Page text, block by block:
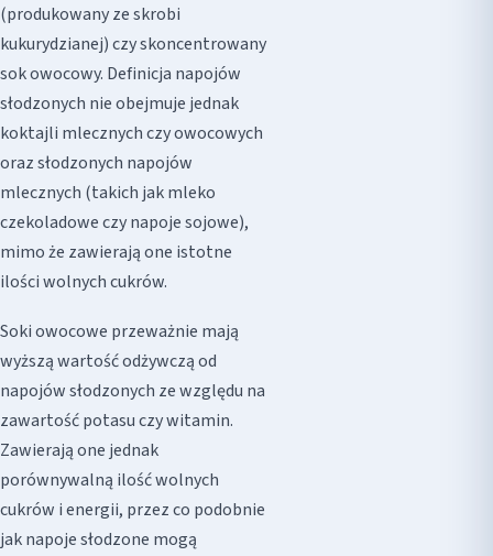
(produkowany ze skrobi
kukurydzianej) czy skoncentrowany
sok owocowy. Definicja napojów
słodzonych nie obejmuje jednak
koktajli mlecznych czy owocowych
oraz słodzonych napojów
mlecznych (takich jak mleko
czekoladowe czy napoje sojowe),
mimo że zawierają one istotne
ilości wolnych cukrów.
Soki owocowe przeważnie mają
wyższą wartość odżywczą od
napojów słodzonych ze względu na
zawartość potasu czy witamin.
Zawierają one jednak
porównywalną ilość wolnych
cukrów i energii, przez co podobnie
jak napoje słodzone mogą